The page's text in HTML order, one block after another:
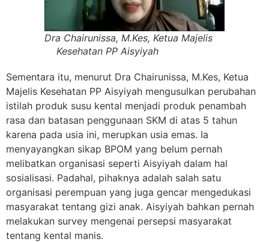
Dra Chairunissa, M.Kes, Ketua Majelis
Kesehatan PP Aisyiyah
Sementara itu, menurut Dra Chairunissa, M.Kes, Ketua
Majelis Kesehatan PP Aisyiyah mengusulkan perubahan
istilah produk susu kental menjadi produk penambah
rasa dan batasan penggunaan SKM di atas 5 tahun
karena pada usia ini, merupkan usia emas. Ia
menyayangkan sikap BPOM yang belum pernah
melibatkan organisasi seperti Aisyiyah dalam hal
sosialisasi. Padahal, pihaknya adalah salah satu
organisasi perempuan yang juga gencar mengedukasi
masyarakat tentang gizi anak. Aisyiyah bahkan pernah
melakukan survey mengenai persepsi masyarakat
tentang kental manis.